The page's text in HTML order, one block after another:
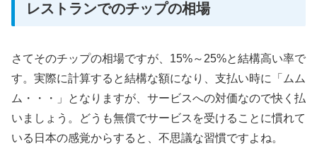
レストランでのチップの相場
さてそのチップの相場ですが、15%～25%と結構高い率で
す。実際に計算すると結構な額になり、支払い時に「ムム
ム・・・」となりますが、サービスへの対価なので快く払
いましょう。どうも無償でサービスを受けることに慣れて
いる日本の感覚からすると、不思議な習慣ですよね。